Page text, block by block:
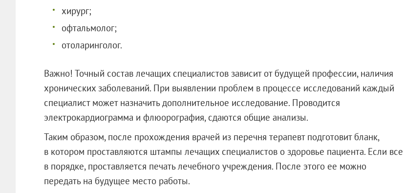
хирург;
офтальмолог;
отоларинголог.
Важно! Точный состав лечащих специалистов зависит от будущей профессии, наличия
хронических заболеваний. При выявлении проблем в процессе исследований каждый
специалист может назначить дополнительное исследование. Проводится
электрокардиограмма и флюорография, сдаются общие анализы.
Таким образом, после прохождения врачей из перечня терапевт подготовит бланк,
в котором проставляются штампы лечащих специалистов о здоровье пациента. Если все
в порядке, проставляется печать лечебного учреждения. После этого ее можно
передать на будущее место работы.